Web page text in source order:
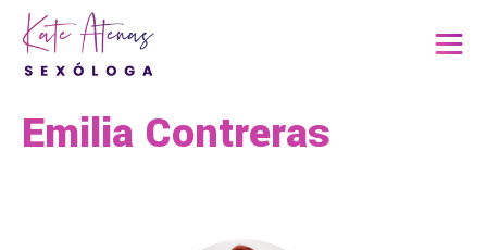
Emilia Contreras